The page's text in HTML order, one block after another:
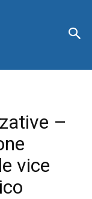
–
vice